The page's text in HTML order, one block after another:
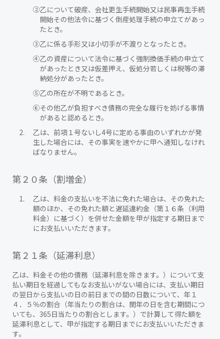
②乙について破産、会社更生手続開始又は民事再生手続
開始その他法令に基づく倒産処理手続の申立てがあっ
たとき。
③乙に係る手形又は小切手が不渡りとなったとき。
④乙の資産について法令に基づく強制換価手続の申立て
があったとき又は仮差押え、仮処分若しくは税等の滞
納処分があったとき。
⑤乙の所在が不明であるとき。
⑥その他乙が負担すべき債務の完全な履行を妨げる事情
があると認めるとき。
乙は、前項１号ないし4号に定める事由のいずれかが発
生した場合には、その事実を速やかに甲へ通知しなけれ
ばなりません。
第２０条（割増金）
乙は、料金の支払いを不法に免れた場合は、その免れた
額のほか、その免れた額と遅延違約金（第１６条（利用
料金）に基づく）を併せた金額を甲が指定する期日まで
にお支払いいただきます。
第２１条（延滞利息）
乙は、料金その他の債務（延滞利息を除きます。）について支
払い期日を経過してもなお支払いがない場合には、支払い期日
の翌日から支払いの日の前日までの間の日数について、年１
４．５％の割合（年当たりの割合は、閏年の日を含む期間につ
いても、365日当たりの割合とします。）で計算して得た額を
延滞利息として、甲が指定する期日までにお支払いいただきま
す。